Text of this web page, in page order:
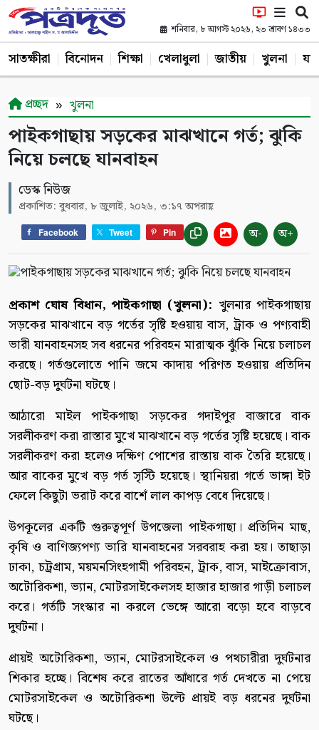
শনিবার, ৮ আগস্ট ২০২৬, ২৩ শ্রাবণ ১৪৩৩
সাতক্ষীরা বিনোদন শিক্ষা খেলাধুলা জাতীয় খুলনা
প্রচ্ছদ খুলনা
পাইকগাছায় সড়কের মাঝখানে গর্ত; ঝুকি
নিয়ে চলছে যানবাহন
ডেস্ক নিউজ
প্রকাশিত: বুধবার, ৮ জুলাই, ২০২৬, ৩:১৭ অপরাহ্ণ
Facebook Tweet Pin অ- অ+
প্রকাশ ঘোষ বিধান, পাইকগাছা (খুলনা): খুলনার পাইকগাছায়
সড়কের মাঝখানে বড় গর্তের সৃষ্টি হওয়ায় বাস, ট্রাক ও পণ্যবাহী
ভারী যানবাহনসহ সব ধরনের পরিবহন মারাত্মক ঝুঁকি নিয়ে চলাচল
করছে। গর্তগুলোতে পানি জমে কাদায় পরিণত হওয়ায় প্রতিদিন
ছোট-বড় দুর্ঘটনা ঘটছে।
আঠারো মাইল পাইকগাছা সড়কের গদাইপুর বাজারে বাক
সরলীকরণ করা রাস্তার মুখে মাঝখানে বড় গর্তের সৃষ্টি হয়েছে। বাক
সরলীকরণ করা হলেও দক্ষিণ পোশের রাস্তায় বাক তৈরি হয়েছে।
আর বাকের মুখে বড় গর্ত সৃস্টি হয়েছে। স্থানিয়রা গর্তে ভাঙ্গা ইট
ফেলে কিছুটা ভরাট করে বাশেঁ লাল কাপড় বেধে দিয়েছে।
উপকূলের একটি গুরুত্বপূর্ণ উপজেলা পাইকগাছা। প্রতিদিন মাছ,
কৃষি ও বাণিজ্যপণ্য ভারি যানবাহনের সরবরাহ করা হয়। তাছাড়া
ঢাকা, চট্রগ্রাম, ময়মনসিংহগামী পরিবহন, ট্রাক, বাস, মাইক্রোবাস,
অটোরিকশা, ভ্যান, মোটরসাইকেলসহ হাজার হাজার গাড়ী চলাচল
করে। গর্তটি সংস্কার না করলে ভেঙ্গে আরো বড়ো হবে বাড়বে
দুর্ঘটনা।
প্রায়ই অটোরিকশা, ভ্যান, মোটরসাইকেল ও পথচারীরা দুর্ঘটনার
শিকার হচ্ছে। বিশেষ করে রাতের আঁধারে গর্ত দেখতে না পেয়ে
মোটরসাইকেল ও অটোরিকশা উল্টে প্রায়ই বড় ধরনের দুর্ঘটনা
ঘটছে।